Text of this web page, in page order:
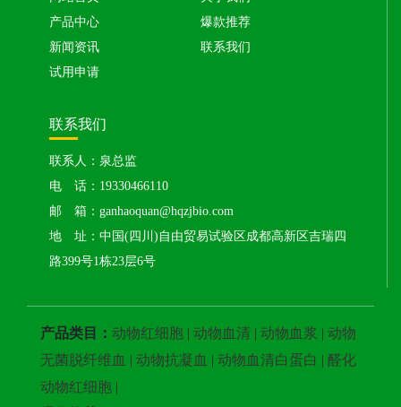
产品中心
爆款推荐
新闻资讯
联系我们
试用申请
联系我们
联系人：泉总监
电 话：19330466110
邮 箱：ganhaoquan@hqzjbio.com
地 址：中国(四川)自由贸易试验区成都高新区吉瑞四
路399号1栋23层6号
产品类目： 动物红细胞 | 动物血清 | 动物血浆 | 动物
无菌脱纤维血 | 动物抗凝血 | 动物血清白蛋白 | 醛化
动物红细胞 |